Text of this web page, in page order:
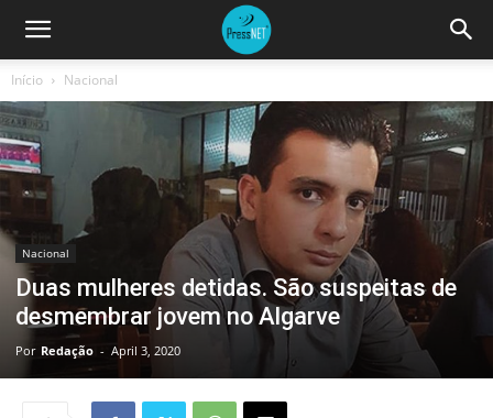
Início Nacional
Nacional
Duas mulheres detidas. São suspeitas de
desmembrar jovem no Algarve
Por Redação - April 3, 2020